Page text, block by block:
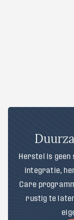
Duurza
Herstel is geen
integratie,
Care
rustig te